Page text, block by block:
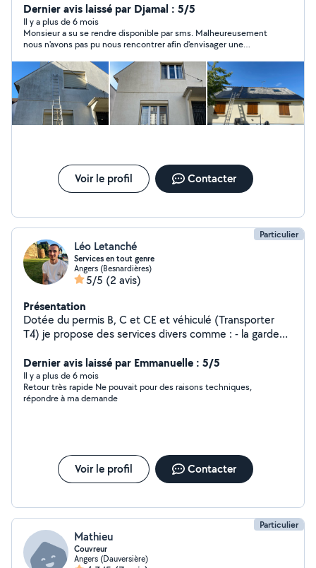
Dernier avis laissé par Djamal : 5/5
Il y a plus de 6 mois
Monsieur a su se rendre disponible par sms. Malheureusement
nous n'avons pas pu nous rencontrer afin d'envisager une
si besoin.
Voir le profil Contacter
Particulier
Léo Letanché
Services en tout genre
Angers (Besnardières)
5/5 (2 avis)
Présentation
Dotée du permis B, C et CE et véhiculé (Transporter
T4) je propose des services divers comme : - la garde
petit travaux, - transport de marchandise Je suis doté
de tout l'outillage et le matériel nécessaire à ces
services. Je suis très souvent disponible et flexible au
niveau des horaires.
Dernier avis laissé par Emmanuelle : 5/5
Il y a plus de 6 mois
Retour très rapide Ne pouvait pour des raisons techniques,
répondre à ma demande
Voir le profil Contacter
Particulier
Mathieu
Couvreur
Angers (Dauversière)